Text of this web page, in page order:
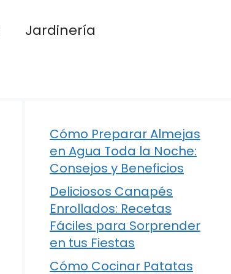
Jardinería
Cómo Preparar Almejas
en Agua Toda la Noche:
Consejos y Beneficios
Deliciosos Canapés
Enrollados: Recetas
Fáciles para Sorprender
en tus Fiestas
Cómo Cocinar Patatas